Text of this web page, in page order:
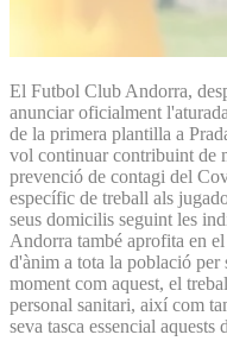
El Futbol Club Andorra,
anunciar oficialment
de la primera plantilla a
vol continuar contribuint de
prevenció de contagi del
específic de treball als
seus domicilis seguint les
Andorra també aprofita en
d'ànim a tota la població
moment com aquest, el
personal sanitari, així com
seva tasca essencial aquests